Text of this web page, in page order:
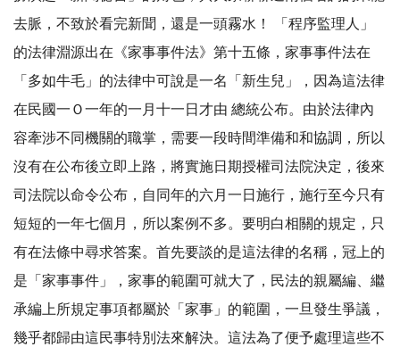
去脈，不致於看完新聞，還是一頭霧水！ 「程序監理人」
的法律淵源出在《家事事件法》第十五條，家事事件法在
「多如牛毛」的法律中可說是一名「新生兒」，因為這法律
在民國一Ｏ一年的一月十一日才由 總統公布。由於法律內
容牽涉不同機關的職掌，需要一段時間準備和和協調，所以
沒有在公布後立即上路，將實施日期授權司法院決定，後來
司法院以命令公布，自同年的六月一日施行，施行至今只有
短短的一年七個月，所以案例不多。要明白相關的規定，只
有在法條中尋求答案。首先要談的是這法律的名稱，冠上的
是「家事事件」，家事的範圍可就大了，民法的親屬編、繼
承編上所規定事項都屬於「家事」的範圍，一旦發生爭議，
幾乎都歸由這民事特別法來解決。這法為了便予處理這些不